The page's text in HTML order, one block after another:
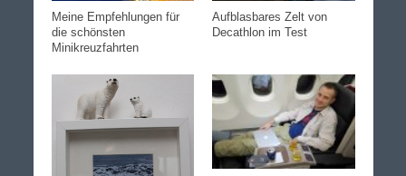
Meine Empfehlungen für
die schönsten
Minikreuzfahrten
Aufblasbares Zelt von
Decathlon im Test